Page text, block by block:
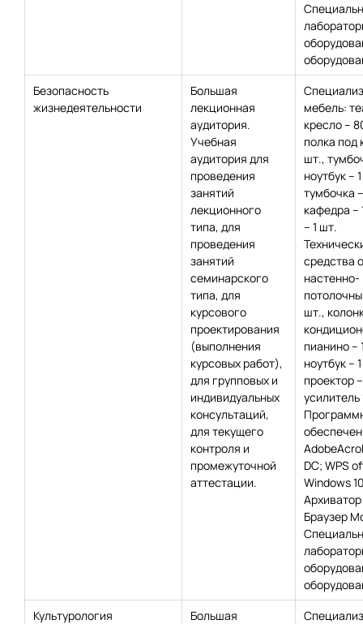
Безопасность
жизнедеятельности
Большая
лекционная
аудитория.
Учебная
аудитория для
проведения
занятий
лекционного
типа, для
проведения
занятий
семинарского
типа, для
курсового
проектирования
(выполнения
курсовых работ),
для групповых и
индивидуальных
консультаций,
для текущего
контроля и
промежуточной
аттестации.
мебель:
кресло –
полка под
шт.,
ноутбук –
тумбочка
кафедра –
– 1 шт.
средства
настенно-
шт.,
пианино –
ноутбук –
проектор
усилитель
DC; WPS
Windows
Браузер
Культурология
Большая